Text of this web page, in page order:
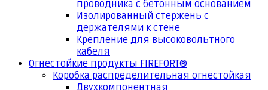
проводника с бетонным основанием
Изолированный стержень с
держателями к стене
Крепление для высоковольтного
кабеля
Огнестойкие продукты FIREFORT®
Коробка распределительная огнестойкая
Двухкомпонентная